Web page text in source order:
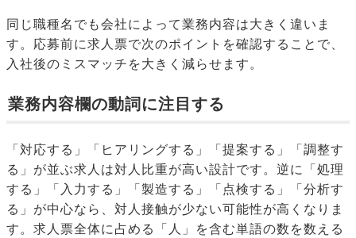
同じ職種名でも会社によって業務内容は大きく違いま
す。応募前に求人票で次のポイントを確認することで、
入社後のミスマッチを大きく減らせます。
業務内容欄の動詞に注目する
「対応する」「ヒアリングする」「提案する」「調整す
る」が並ぶ求人は対人比重が高い設計です。逆に「処理
する」「入力する」「製造する」「点検する」「分析す
る」が中心なら、対人接触が少ない可能性が高くなりま
す。求人票全体に占める「人」を含む単語の数を数える